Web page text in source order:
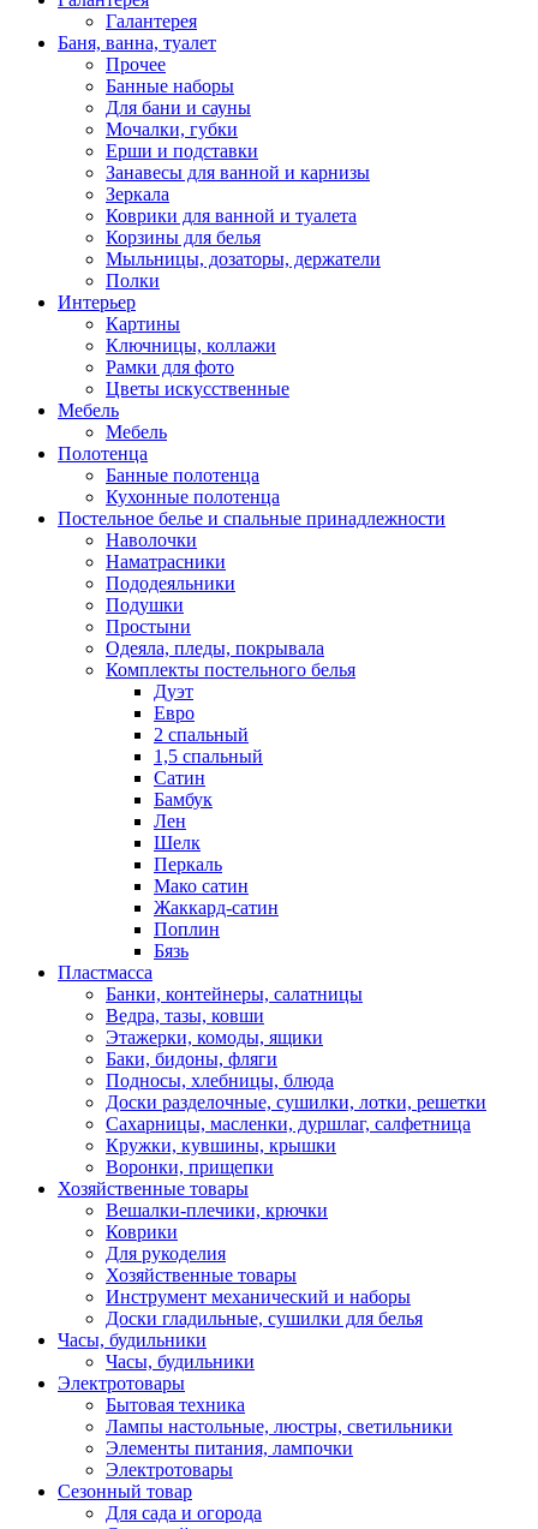
Галантерея
Баня, ванна, туалет
Прочее
Банные наборы
Для бани и сауны
Мочалки, губки
Ерши и подставки
Занавесы для ванной и карнизы
Зеркала
Коврики для ванной и туалета
Корзины для белья
Мыльницы, дозаторы, держатели
Полки
Интерьер
Картины
Ключницы, коллажи
Рамки для фото
Цветы искусственные
Мебель
Мебель
Полотенца
Банные полотенца
Кухонные полотенца
Постельное белье и спальные принадлежности
Наволочки
Наматрасники
Пододеяльники
Подушки
Простыни
Одеяла, пледы, покрывала
Комплекты постельного белья
Дуэт
Евро
2 спальный
1,5 спальный
Сатин
Бамбук
Лен
Шелк
Перкаль
Мако сатин
Жаккард-сатин
Поплин
Бязь
Пластмасса
Банки, контейнеры, салатницы
Ведра, тазы, ковши
Этажерки, комоды, ящики
Баки, бидоны, фляги
Подносы, хлебницы, блюда
Доски разделочные, сушилки, лотки, решетки
Сахарницы, масленки, дуршлаг, салфетница
Кружки, кувшины, крышки
Воронки, прищепки
Хозяйственные товары
Вешалки-плечики, крючки
Коврики
Для рукоделия
Хозяйственные товары
Инструмент механический и наборы
Доски гладильные, сушилки для белья
Часы, будильники
Часы, будильники
Электротовары
Бытовая техника
Лампы настольные, люстры, светильники
Элементы питания, лампочки
Электротовары
Сезонный товар
Для сада и огорода